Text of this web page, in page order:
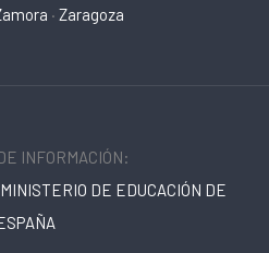
· Zaragoza
INFORMACIÓN:
MINISTERIO DE EDUCACIÓN DE